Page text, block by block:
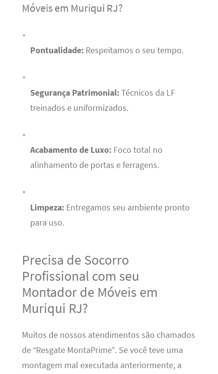
Móveis em Muriqui RJ?
Pontualidade:Respeitamos o seu tempo.
Segurança Patrimonial:Técnicos da LF
treinados e uniformizados.
Acabamento de Luxo:Foco total no
alinhamento de portas e ferragens.
Limpeza:Entregamos seu ambiente pronto
para uso.
Precisa de Socorro
Profissional com seu
Montador de Móveis em
Muriqui RJ?
Muitos de nossos atendimentos são chamados
de “Resgate MontaPrime”. Se você teve uma
montagem mal executada anteriormente, a